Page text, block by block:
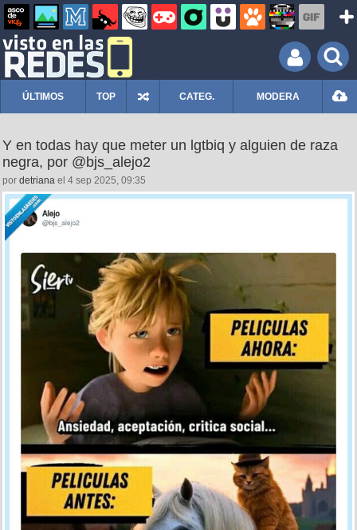
ÚLTIMOS TOP CATEG. MODERA
Y en todas hay que meter un lgtbiq y alguien de raza
negra, por @bjs_alejo2
por detriana el 4 sep 2025, 09:35